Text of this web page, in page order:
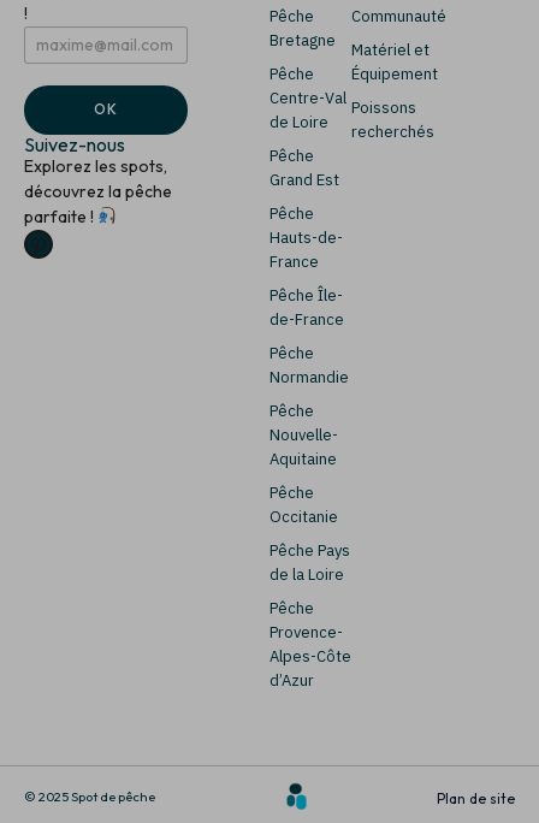
!
E
m
i
l
*
*
E
m
i
l
*
OK
Suivez-nous
Explorez les spots,
découvrez la pêche
parfaite !
Pêche
Bretagne
Pêche
Centre-Val
de Loire
Pêche
Grand Est
Pêche
Hauts-de-
France
Pêche Île-
de-France
Pêche
Normandie
Pêche
Nouvelle-
Aquitaine
Pêche
Occitanie
Pêche Pays
de la Loire
Pêche
Provence-
Alpes-Côte
d’Azur
Communauté
Matériel et
Équipement
Poissons
recherchés
© 2025 Spot de pêche Plan de site